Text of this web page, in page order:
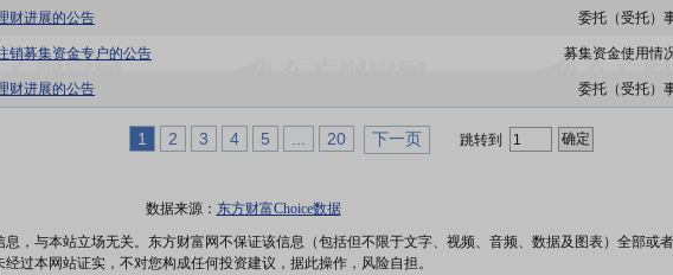
财进展的公告 委托（受托）
销募集资金专户的公告 募集资金使用情
财进展的公告 委托（受托）
1 2 3 4 5 20 下一页 跳转到
数据来源： 东方财富Choice数据
，与本站立场无关。东方财富网不保证该信息（包括但不限于文字、视频、音频、数据及图表）全部或
过本网站证实，不对您构成任何投资建议，据此操作，风险自担。